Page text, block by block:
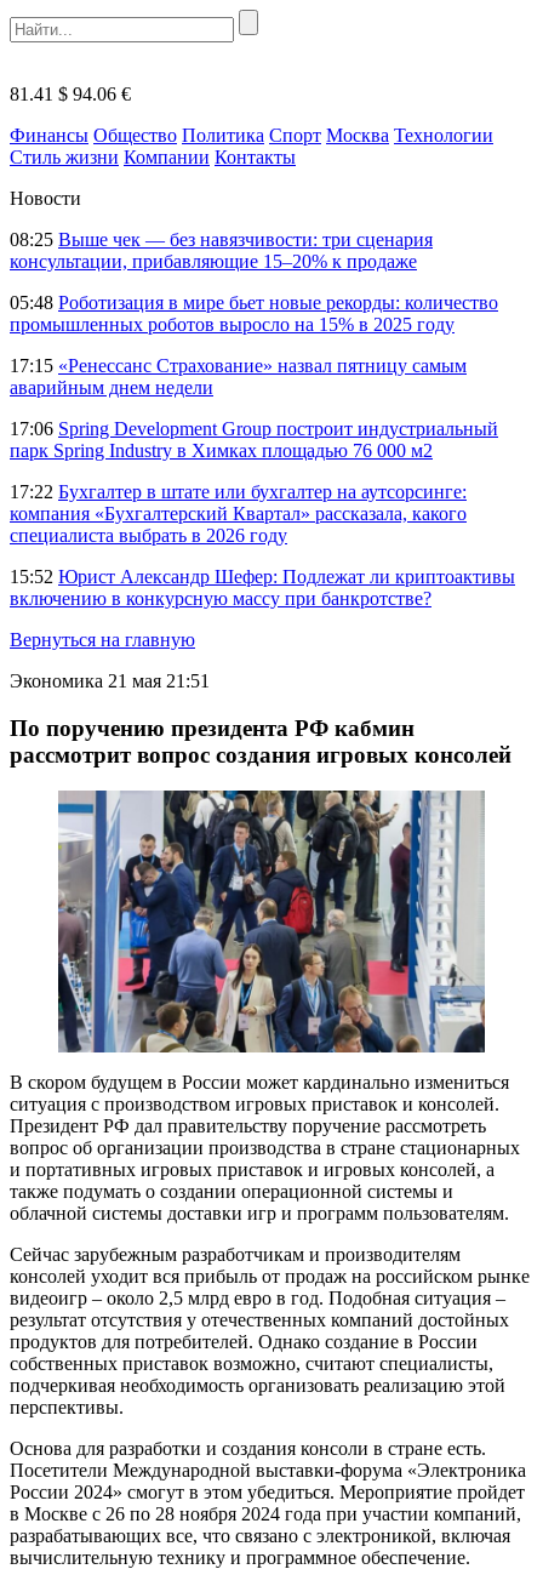
81.41 $ 94.06 €
Финансы Общество Политика Спорт Москва Технологии
Стиль жизни Компании Контакты
Новости
08:25 Выше чек — без навязчивости: три сценария
консультации, прибавляющие 15–20% к продаже
05:48 Роботизация в мире бьет новые рекорды: количество
промышленных роботов выросло на 15% в 2025 году
17:15 «Ренессанс Страхование» назвал пятницу самым
аварийным днем недели
17:06 Spring Development Group построит индустриальный
парк Spring Industry в Химках площадью 76 000 м2
17:22 Бухгалтер в штате или бухгалтер на аутсорсинге:
компания «Бухгалтерский Квартал» рассказала, какого
специалиста выбрать в 2026 году
15:52 Юрист Александр Шефер: Подлежат ли криптоактивы
включению в конкурсную массу при банкротстве?
Вернуться на главную
Экономика 21 мая 21:51
По поручению президента РФ кабмин
рассмотрит вопрос создания игровых консолей
В скором будущем в России может кардинально измениться
ситуация с производством игровых приставок и консолей.
Президент РФ дал правительству поручение рассмотреть
вопрос об организации производства в стране стационарных
и портативных игровых приставок и игровых консолей, а
также подумать о создании операционной системы и
облачной системы доставки игр и программ пользователям.
Сейчас зарубежным разработчикам и производителям
консолей уходит вся прибыль от продаж на российском рынке
видеоигр – около 2,5 млрд евро в год. Подобная ситуация –
результат отсутствия у отечественных компаний достойных
продуктов для потребителей. Однако создание в России
собственных приставок возможно, считают специалисты,
подчеркивая необходимость организовать реализацию этой
перспективы.
Основа для разработки и создания консоли в стране есть.
Посетители Международной выставки-форума «Электроника
России 2024» смогут в этом убедиться. Мероприятие пройдет
в Москве с 26 по 28 ноября 2024 года при участии компаний,
разрабатывающих все, что связано с электроникой, включая
вычислительную технику и программное обеспечение.